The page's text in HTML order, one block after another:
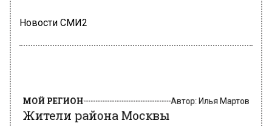
Новости СМИ2
Жители района Москвы
пожаловались на ржавую воду в